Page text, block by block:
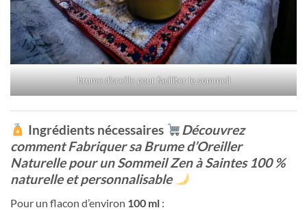
brume d’oreille pour faciliter le sommeil
Ingrédients nécessaires
Découvrez
comment Fabriquer sa Brume d’Oreiller
Naturelle pour un Sommeil Zen à Saintes 100 %
naturelle et personnalisable
Pour un flacon d’environ 100 ml :